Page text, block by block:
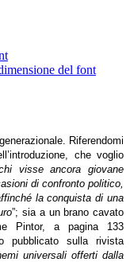
del font
Riferendomi
che voglio
visse ancora giovane
di confronto politico,
la conquista di una
”; sia a un brano cavato
Pintor, a pagina 133
pubblicato sulla rivista
universali offerti dalla